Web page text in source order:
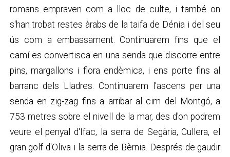
romans empraven com a lloc de culte, i també on
s'han trobat restes àrabs de la taifa de Dénia i del seu
ús com a embassament. Continuarem fins que el
camí es convertisca en una senda que discorre entre
pins, margallons i flora endèmica, i ens porte fins al
barranc dels Lladres. Continuarem l'ascens per una
senda en zig-zag fins a arribar al cim del Montgó, a
753 metres sobre el nivell de la mar, des d'on podrem
veure el penyal d'Ifac, la serra de Segària, Cullera, el
gran golf d'Oliva i la serra de Bèrnia. Després de gaudir